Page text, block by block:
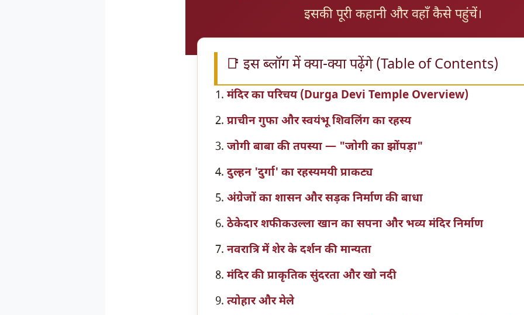
इसकी पूरी कहानी और वहाँ कैसे पहुंचें।
📑 इस ब्लॉग में क्या-क्या पढ़ेंगे (Table of Contents)
मंदिर का परिचय (Durga Devi Temple Overview)
प्राचीन गुफा और स्वयंभू शिवलिंग का रहस्य
जोगी बाबा की तपस्या — "जोगी का झोंपड़ा"
दुल्हन 'दुर्गा' का रहस्यमयी प्राकट्य
अंग्रेजों का शासन और सड़क निर्माण की बाधा
ठेकेदार शफीकउल्ला खान का सपना और भव्य मंदिर निर्माण
नवरात्रि में शेर के दर्शन की मान्यता
मंदिर की प्राकृतिक सुंदरता और खो नदी
त्योहार और मेले